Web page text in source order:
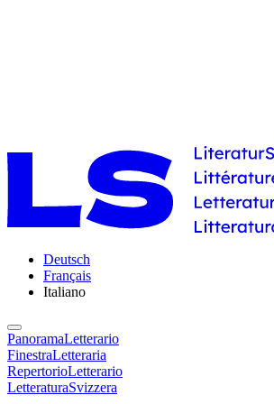
Deutsch
Français
Italiano
PanoramaLetterario
FinestraLetteraria
RepertorioLetterario
LetteraturaSvizzera